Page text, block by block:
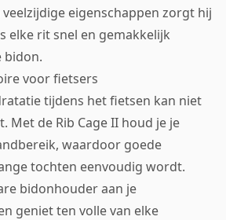
eigenschappen zorgt hij
elke rit snel en gemakkelijk
bidon.
voor fietsers
tijdens het fietsen kan niet
Met de Rib Cage II houd je je
waardoor goede
tochten eenvoudig wordt.
bidonhouder aan je
geniet ten volle van elke